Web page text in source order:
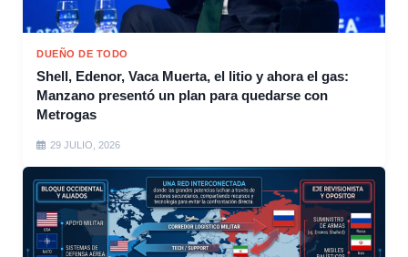
DUEÑO DE TODO
Shell, Edenor, Vaca Muerta, el litio y ahora el gas:
Manzano presentó un plan para quedarse con
Metrogas
29 JULIO, 2026